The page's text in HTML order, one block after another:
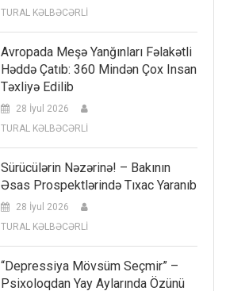
TURAL KƏLBƏCƏRLİ
Avropada Meşə Yanğınları Fəlakətli
Həddə Çatıb: 360 Mindən Çox Insan
Təxliyə Edilib
28 İyul 2026
TURAL KƏLBƏCƏRLİ
Sürücülərin Nəzərinə! – Bakının
Əsas Prospektlərində Tıxac Yaranıb
28 İyul 2026
TURAL KƏLBƏCƏRLİ
“Depressiya Mövsüm Seçmir” –
Psixoloqdan Yay Aylarında Özünü